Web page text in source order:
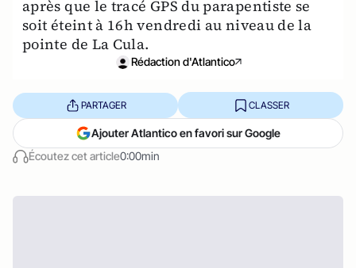
après que le tracé GPS du parapentiste se
soit éteint à 16h vendredi au niveau de la
pointe de La Cula.
Rédaction d'Atlantico
Écoutez cet article0:00min
PARTAGER CLASSER
Ajouter Atlantico en favori sur Google